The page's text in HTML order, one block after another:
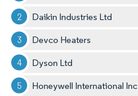
Daikin Industries Ltd
Devco Heaters
Dyson Ltd
Honeywell International Inc